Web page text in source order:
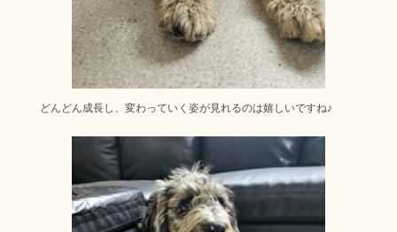
どんどん成長し、変わっていく姿が見れるのは嬉しいですね♪